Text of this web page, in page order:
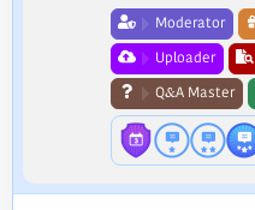
Moderator
Uploader
Q&A Master